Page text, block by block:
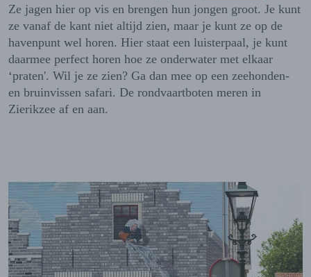
Ze jagen hier op vis en brengen hun jongen groot. Je kunt
ze vanaf de kant niet altijd zien, maar je kunt ze op de
havenpunt wel horen. Hier staat een luisterpaal, je kunt
daarmee perfect horen hoe ze onderwater met elkaar
‘praten'. Wil je ze zien? Ga dan mee op een zeehonden-
en bruinvissen safari. De rondvaartboten meren in
Zierikzee af en aan.